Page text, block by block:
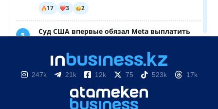
247k 21k 12k 75 523k 17k